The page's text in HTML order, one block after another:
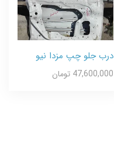
درب جلو چپ مزدا نیو
47,600,000 تومان